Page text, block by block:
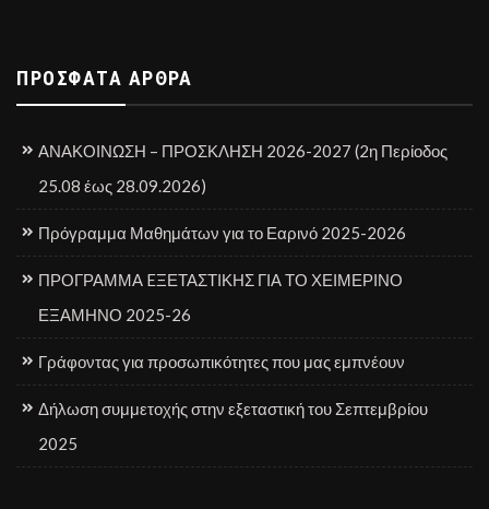
ΠΡΌΣΦΑΤΑ ΆΡΘΡΑ
ΑΝΑΚΟΙΝΩΣΗ – ΠΡΟΣΚΛΗΣΗ 2026-2027 (2η Περίοδος
25.08 έως 28.09.2026)
Πρόγραμμα Μαθημάτων για το Εαρινό 2025-2026
ΠΡΟΓΡΑΜΜΑ EΞΕΤΑΣΤΙΚΗΣ ΓΙΑ ΤΟ ΧΕΙΜΕΡΙΝΟ
ΕΞΑΜΗΝΟ 2025-26
Γράφοντας για προσωπικότητες που μας εμπνέουν
Δήλωση συμμετοχής στην εξεταστική του Σεπτεμβρίου
2025